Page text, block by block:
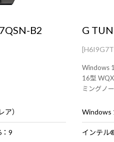
B2
）
9
G
Windows
16型
ミングノ
Windows